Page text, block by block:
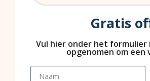
Gratis
Vul hier onder het
opgenomen om